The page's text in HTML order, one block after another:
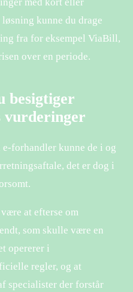
kunne du drage
fra for eksempel ViaBill,
over en periode.
besigtiger
vurderinger
forhandler kunne de i og
det er dog i
at efterse om
som skulle være en
opererer i
regler, og at
specialister der forstår